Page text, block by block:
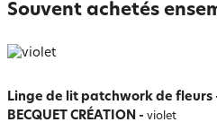
Souvent achetés
Linge de lit patchwork de fleurs
BECQUET CRÉATION - violet